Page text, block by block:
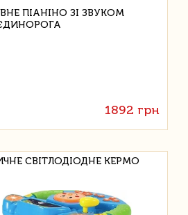
1892 грн
СВІТЛОДІОДНЕ КЕРМО